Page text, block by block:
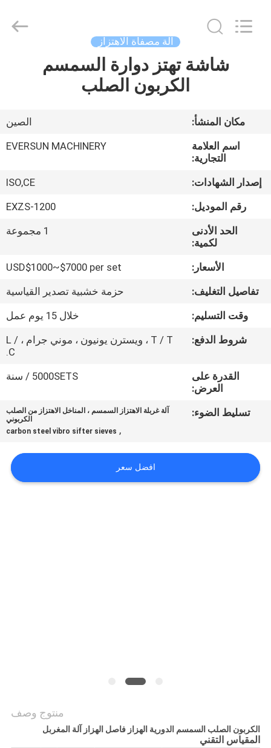
مسكن
عرض
الافتراضي
معلومات
جولة
في
المعمل
الجودة
اتصل
اطلب
آلة مصفاة الاهتزاز
شاشة تهتز دوارة السمسم
الكربون الصلب
مكان المنشأ:
الصين
اسم العلامة
التجارية:
EVERSUN MACHINERY
إصدار الشهادات:
ISO,CE
رقم الموديل:
EXZS-1200
الحد الأدنى
لكمية:
1 مجموعة
الأسعار:
USD$1000~$7000 per set
تفاصيل التغليف:
حزمة خشبية تصدير القياسية
وقت التسليم:
خلال 15 يوم عمل
شروط الدفع:
T / T ، ويسترن يونيون ، موني جرام ، L /
C.
القدرة على
العرض:
5000SETS / سنة
تسليط الضوء:
آلة غربلة الاهتزاز السمسم ، المناخل الاهتزاز من الصلب
الكربوني
,
carbon steel vibro sifter sieves
افضل سعر
منتوج وصف
الكربون الصلب السمسم الدورية الهزاز فاصل الهزاز آلة المغربل
المقياس التقني